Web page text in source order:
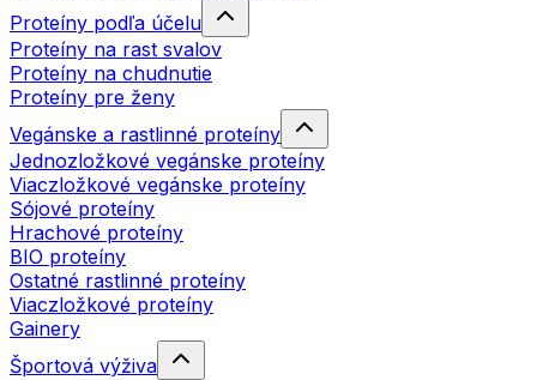
Proteíny podľa účelu
Proteíny na rast svalov
Proteíny na chudnutie
Proteíny pre ženy
Vegánske a rastlinné proteíny
Jednozložkové vegánske proteíny
Viaczložkové vegánske proteíny
Sójové proteíny
Hrachové proteíny
BIO proteíny
Ostatné rastlinné proteíny
Viaczložkové proteíny
Gainery
Športová výživa